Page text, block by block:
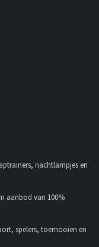
nachtlampjes en
aanbod van 100%
spelers, toernooien en